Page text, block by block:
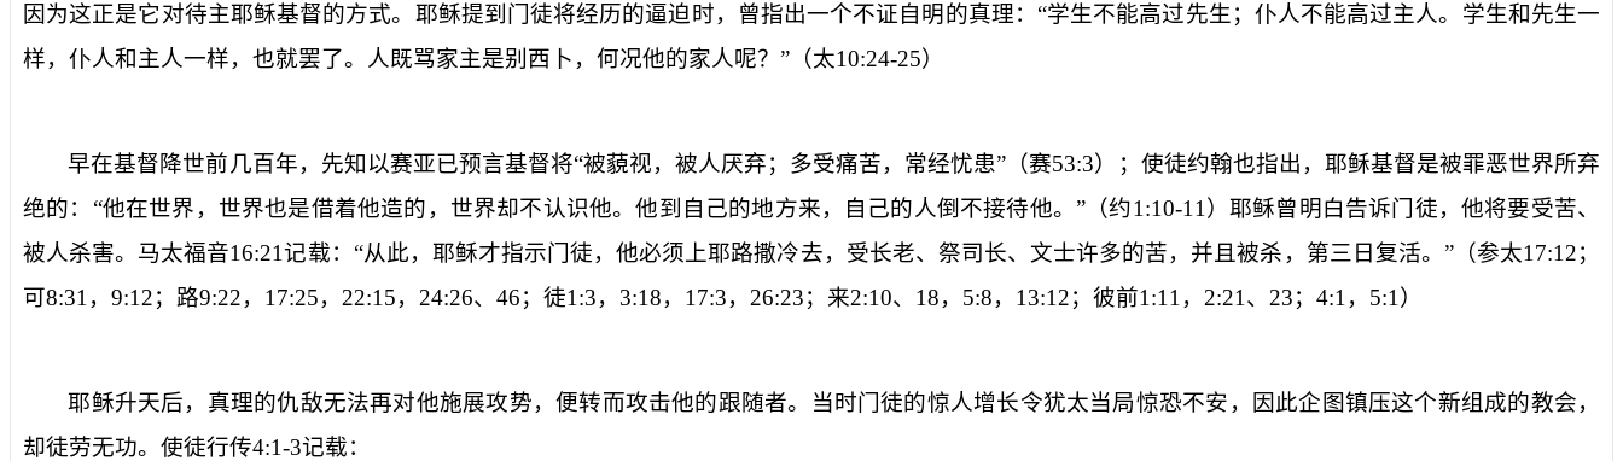
因为这正是它对待主耶稣基督的方式。耶稣提到门徒将经历的逼迫时，曾指出一个不证自明的真理：“学生不能高过先生；仆人不能高过主人。学生和先生一
样，仆人和主人一样，也就罢了。人既骂家主是别西卜，何况他的家人呢？ ”（太10:24-25）
早在基督降世前几百年，先知以赛亚已预言基督将“被藐视，被人厌弃；多受痛苦，常经忧患”（赛53:3）；使徒约翰也指出，耶稣基督是被罪恶世界所弃
绝的：“他在世界，世界也是借着他造的，世界却不认识他。他到自己的地方来，自己的人倒不接待他。”（约1:10-11 ）耶稣曾明白告诉门徒，他将要受苦、
被人杀害。马太福音16:21记载：“从此，耶稣才指示门徒，他必须上耶路撒冷去，受长老、祭司长、文士许多的苦，并且被杀，第三日复活。 ”（参太17:12；
可8:31 ， 9:12；路9:22， 17:25， 22:15， 24:26、 46；徒1:3， 3:18， 17:3， 26:23；来2:10、 18， 5:8， 13:12；彼前1:11 ， 2:21 、 23； 4:1 ， 5:1 ）
耶稣升天后，真理的仇敌无法再对他施展攻势，便转而攻击他的跟随者。当时门徒的惊人增长令犹太当局惊恐不安，因此企图镇压这个新组成的教会，
却徒劳无功。使徒行传4:1-3记载：